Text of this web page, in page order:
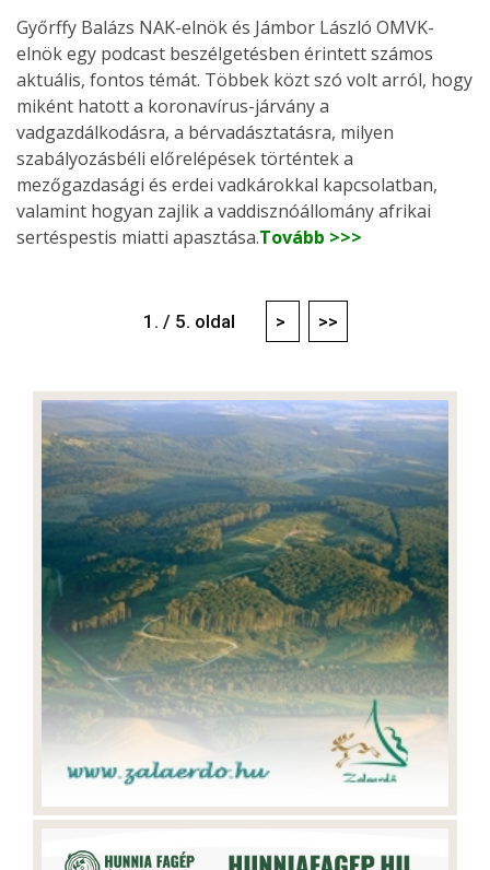
Győrffy Balázs NAK-elnök és Jámbor László OMVK-
elnök egy podcast beszélgetésben érintett számos
aktuális, fontos témát. Többek közt szó volt arról, hogy
miként hatott a koronavírus-járvány a
vadgazdálkodásra, a bérvadásztatásra, milyen
szabályozásbéli előrelépések történtek a
mezőgazdasági és erdei vadkárokkal kapcsolatban,
valamint hogyan zajlik a vaddisznóállomány afrikai
sertéspestis miatti apasztása.Tovább >>>
1. / 5. oldal > >>